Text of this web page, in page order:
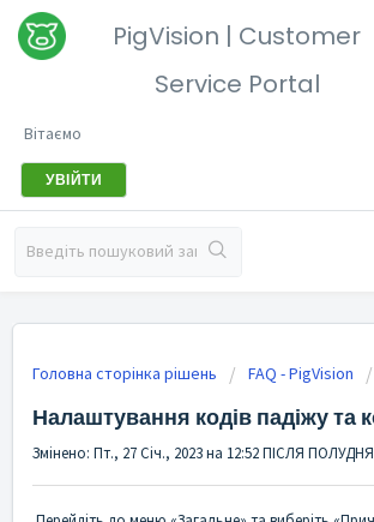
PigVision | Customer
Service Portal
Вітаємо
УВІЙТИ
Головна сторінка рішень FAQ - PigVision
Налаштування кодів падіжу та
Змінено: Пт., 27 Січ., 2023 на 12:52 ПІСЛЯ ПОЛУДНЯ